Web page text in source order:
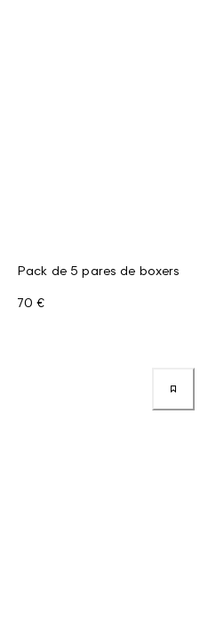
Pack de 5 pares de boxers
70 €